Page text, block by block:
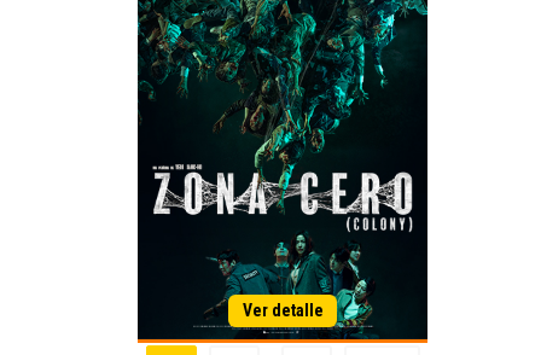
Duración:
País de Origen: